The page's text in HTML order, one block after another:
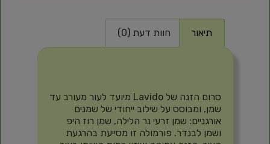
תיאור חוות דעת (0)
סרום הזנה של Lavido מיועד לעור מעורב עד
שמן, ומבוסס על שילוב ייחודי של שמנים
אורגניים: שמן זרעי נר הלילה, שמן רוז היפ
ושמן לבנדר. פורמולה זו מסייעת בהרגעת